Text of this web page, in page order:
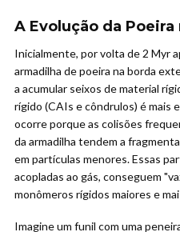
A Evolução da
Inicialmente, por volta de 2 Myr
armadilha de poeira na borda
a acumular seixos de material
rígido (CAIs e côndrulos) é
ocorre porque as colisões
da armadilha tendem a
em partículas menores. Essas
acopladas ao gás, conseguem
monômeros rígidos maiores e
Imagine um funil com uma